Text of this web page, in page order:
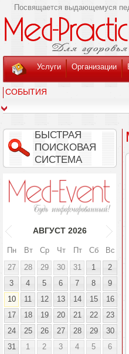
Посвящается выдающемуся
Услуги Организации
СОБЫТИЯ
БЫСТРАЯ
ПОИСКОВАЯ
СИСТЕМА
АВГУСТ 2026
Пн Вт Ср Чт Пт Сб
Вс
27
28 29 30 31 1
2
3
4 5 6 7 8
9
10
11 12 13 14 15
16
17
18 19 20 21 22
23
24
25 26 27 28 29
30
31
1 2 3 4 5 6